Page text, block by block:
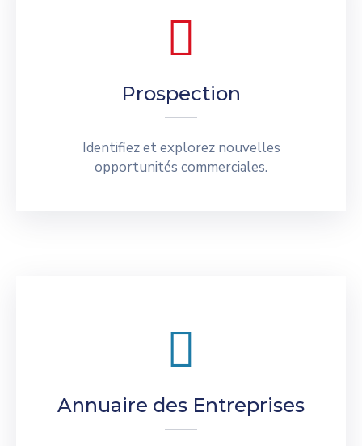
Prospection
Identifiez et explorez nouvelles
opportunités commerciales.
Annuaire des Entreprises